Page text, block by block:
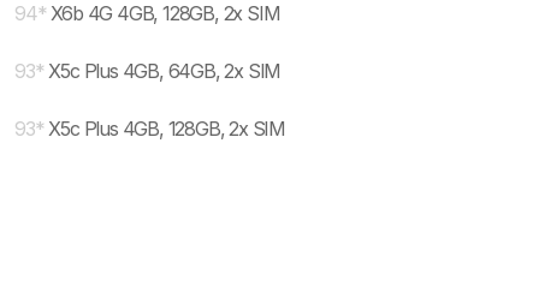
94* X6b 4G 4GB, 128GB, 2x SIM
93* X5c Plus 4GB, 64GB, 2x SIM
93* X5c Plus 4GB, 128GB, 2x SIM